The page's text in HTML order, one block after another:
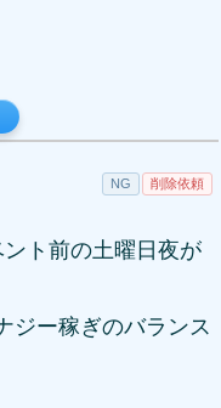
NG 削除依頼
ト前の土曜日夜が
ジー稼ぎのバランス